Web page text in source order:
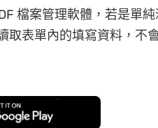
檔案管理軟體，若是單
表單內的填寫資料，不
下載